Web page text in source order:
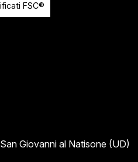
FSC®
Giovanni al Natisone (UD)